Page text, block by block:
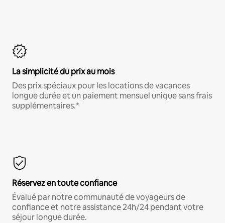
La simplicité du prix au mois
Des prix spéciaux pour les locations de vacances
longue durée et un paiement mensuel unique sans frais
supplémentaires.*
Réservez en toute confiance
Évalué par notre communauté de voyageurs de
confiance et notre assistance 24h/24 pendant votre
séjour longue durée.